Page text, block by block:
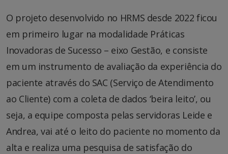
O projeto desenvolvido no HRMS desde 2022 ficou
em primeiro lugar na modalidade Práticas
Inovadoras de Sucesso – eixo Gestão, e consiste
em um instrumento de avaliação da experiência do
paciente através do SAC (Serviço de Atendimento
ao Cliente) com a coleta de dados ‘beira leito’, ou
seja, a equipe composta pelas servidoras Leide e
Andrea, vai até o leito do paciente no momento da
alta e realiza uma pesquisa de satisfação do